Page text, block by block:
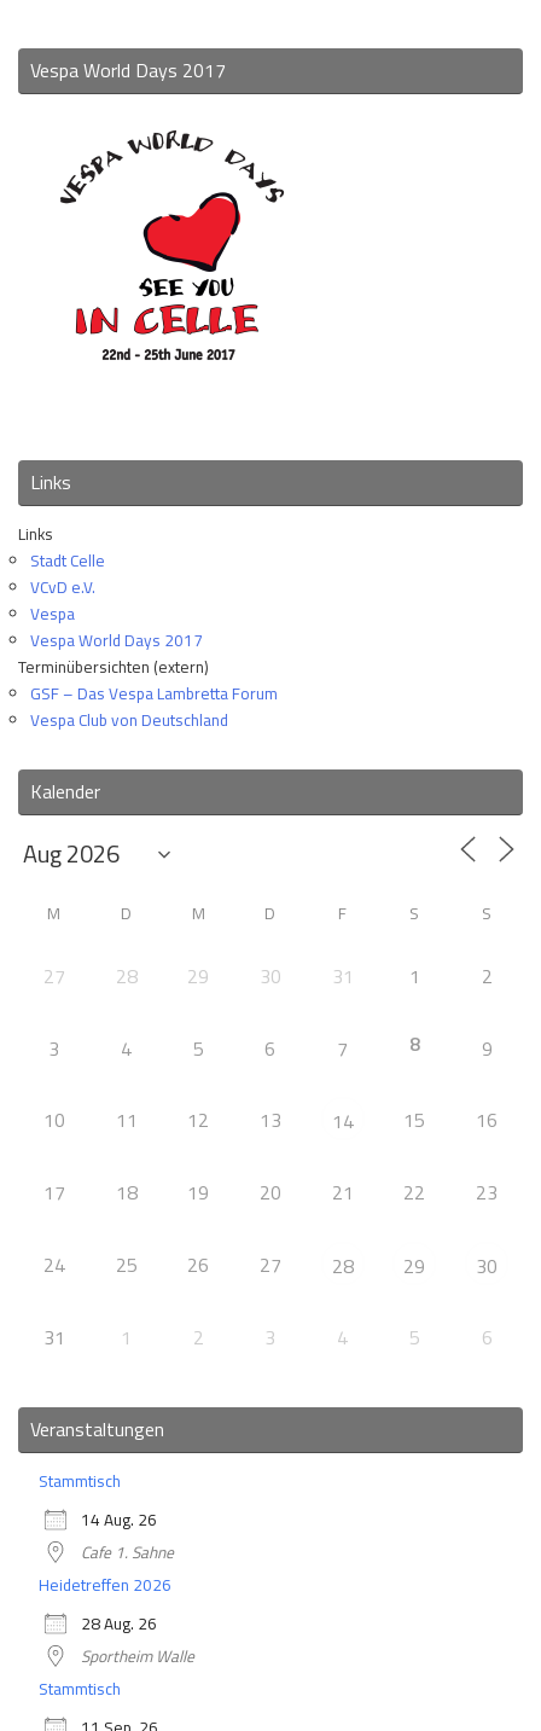
Vespa World Days 2017
Links
Links
Stadt Celle
VCvD e.V.
Vespa
Vespa World Days 2017
Terminübersichten (extern)
GSF – Das Vespa Lambretta Forum
Vespa Club von Deutschland
Kalender
M D M D F S S
27 28 29 30 31 1 2
3 4 5 6 7 8 9
10 11 12 13 14 15 16
17 18 19 20 21 22 23
24 25 26 27 28 29 30
31 1 2 3 4 5 6
Veranstaltungen
Stammtisch
14 Aug. 26
Cafe 1. Sahne
Heidetreffen 2026
28 Aug. 26
Sportheim Walle
Stammtisch